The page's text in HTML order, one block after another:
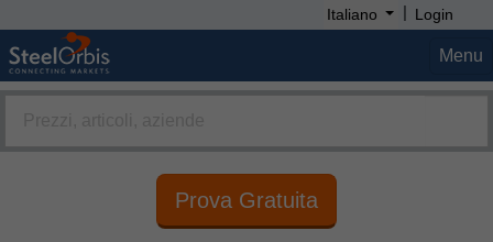
Italiano | Login
Menu
Prova Gratuita